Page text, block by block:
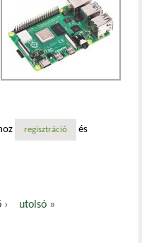
alapértelmezetten wayland
regisztráció és
› utolsó »